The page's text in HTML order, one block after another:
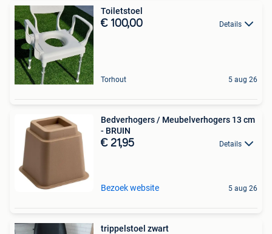
Toiletstoel
€ 100,00 Details
Torhout 5 aug 26
Bedverhogers / Meubelverhogers 13 cm
- BRUIN
€ 21,95 Details
Bezoek website 5 aug 26
trippelstoel zwart